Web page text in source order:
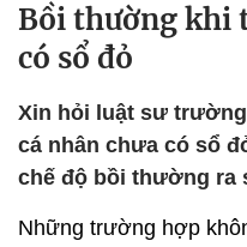
Bồi thường khi
có sổ đỏ
Xin hỏi luật sư
cá nhân chưa có sổ
chế độ bồi thường ra
Những trường hợp